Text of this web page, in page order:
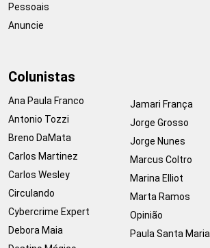
Pessoais
Anuncie
Colunistas
Ana Paula Franco
Antonio Tozzi
Breno DaMata
Carlos Martinez
Carlos Wesley
Circulando
Cybercrime Expert
Debora Maia
Jamari França
Jorge Grosso
Jorge Nunes
Marcus Coltro
Marina Elliot
Marta Ramos
Opinião
Paula Santa Maria